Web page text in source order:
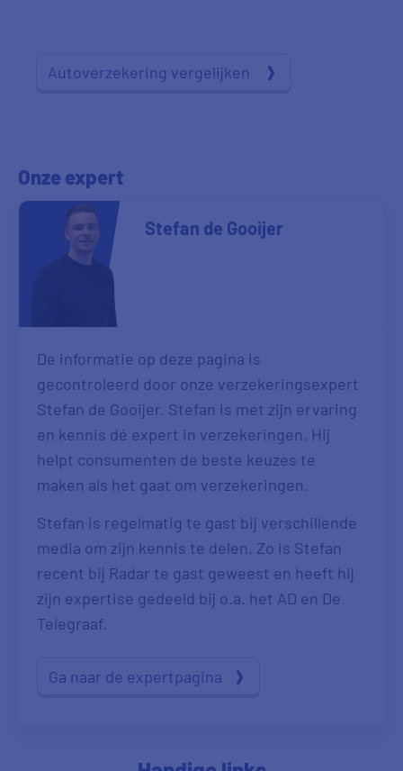
Autoverzekering vergelijken
Onze expert
Stefan de Gooijer
De informatie op deze pagina is
gecontroleerd door onze verzekeringsexpert
Stefan de Gooijer. Stefan is met zijn ervaring
en kennis dé expert in verzekeringen. Hij
helpt consumenten de beste keuzes te
maken als het gaat om verzekeringen.
Stefan is regelmatig te gast bij verschillende
media om zijn kennis te delen. Zo is Stefan
recent bij Radar te gast geweest en heeft hij
zijn expertise gedeeld bij o.a. het AD en De
Telegraaf.
Ga naar de expertpagina